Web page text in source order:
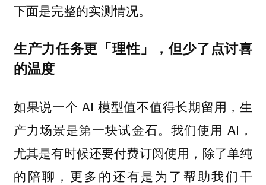
下面是完整的实测情况。
生产力任务更「理性」，但少了点讨喜
的温度
如果说一个 AI 模型值不值得长期留用，生
产力场景是第一块试金石。我们使用 AI，
尤其是有时候还要付费订阅使用，除了单纯
的陪聊，更多的还有是为了帮助我们干